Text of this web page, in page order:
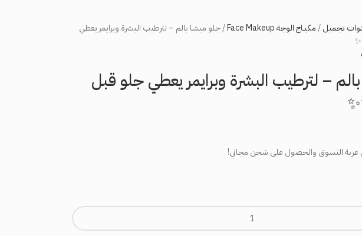
تجميل مكيـاج الوجة Face Makeup
جلو ميشا بالم – لترطيب البشرة وبرايمر يعطي
– لترطيب البشرة وبرايمر يعطي جلو قبل
عربة التسوق والحصول على شحن مجاني!